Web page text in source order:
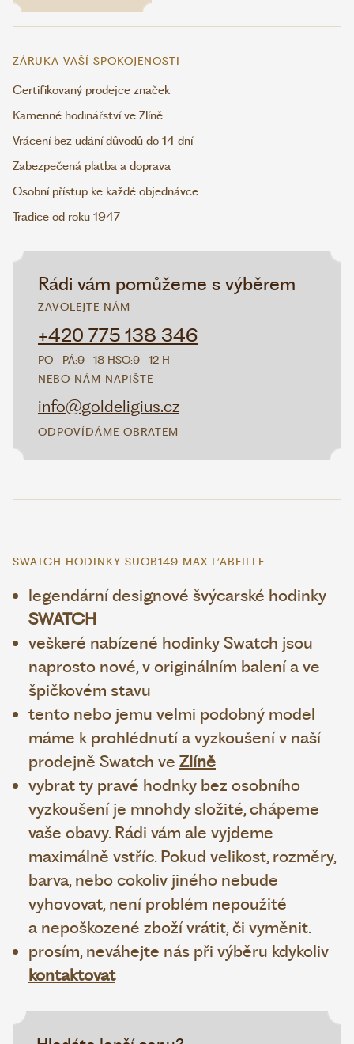
Rádi vám pomůžeme s výběrem
ZAVOLEJTE NÁM
+420 775 138 346
PO–PÁ:9–18 HSO:9–12 H
NEBO NÁM NAPIŠTE
info@goldeligius.cz
ODPOVÍDÁME OBRATEM
ZÁRUKA VAŠÍ SPOKOJENOSTI
Certifikovaný prodejce značek
Kamenné hodinářství ve Zlíně
Vrácení bez udání důvodů do 14 dní
Zabezpečená platba a doprava
Osobní přístup ke každé objednávce
Tradice od roku 1947
SWATCH HODINKY SUOB149 MAX L’ABEILLE
legendární designové švýcarské hodinky
SWATCH
veškeré nabízené hodinky Swatch jsou
naprosto nové, v originálním balení a ve
špičkovém stavu
tento nebo jemu velmi podobný model
máme k prohlédnutí a vyzkoušení v naší
prodejně Swatch ve Zlíně
vybrat ty pravé hodnky bez osobního
vyzkoušení je mnohdy složité, chápeme
vaše obavy. Rádi vám ale vyjdeme
maximálně vstříc. Pokud velikost, rozměry,
barva, nebo cokoliv jiného nebude
vyhovovat, není problém nepoužité
a nepoškozené zboží vrátit, či vyměnit.
prosím, neváhejte nás při výběru kdykoliv
kontaktovat